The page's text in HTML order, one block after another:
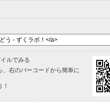
ルでみる
右のバーコードから簡単に